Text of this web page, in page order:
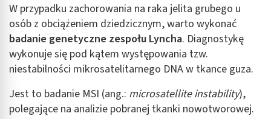
W przypadku zachorowania na raka jelita grubego u
osób z obciążeniem dziedzicznym, warto wykonać
badanie genetyczne zespołu Lyncha. Diagnostykę
wykonuje się pod kątem występowania tzw.
niestabilności mikrosatelitarnego DNA w tkance guza.
Jest to badanie MSI (ang.: microsatellite instability),
polegające na analizie pobranej tkanki nowotworowej.
Użycie dokładnych danych geolokalizacyjnych
Identyfikowanie urządzeń na podstawie
aktywnie żądanych informacji
Cele przetwarzania inne niż IAB:
Niezbędne
Wydajność (Performance)